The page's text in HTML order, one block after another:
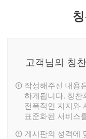
고객님의 칭
작성해주신 내용
하게됩니다. 칭찬
전폭적인 지지와
표준화된 서비스
게시판의 성격에